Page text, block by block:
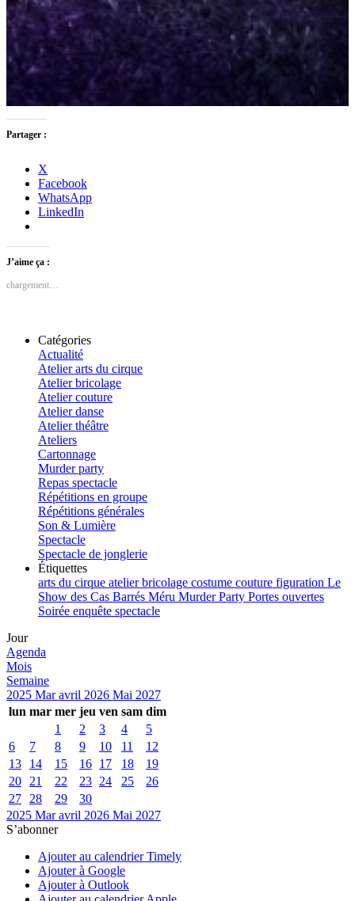
Partager :
X
Facebook
WhatsApp
LinkedIn
J’aime ça :
chargement…
Catégories
Actualité
Atelier arts du cirque
Atelier bricolage
Atelier couture
Atelier danse
Atelier théâtre
Ateliers
Cartonnage
Murder party
Repas spectacle
Répétitions en groupe
Répétitions générales
Son & Lumière
Spectacle
Spectacle de jonglerie
Étiquettes
arts du cirque atelierbricolage costume couture figuration Le
Show des Cas Barrés Méru Murder Party Portes ouvertes
Soirée enquête spectacle
Jour
Agenda
Mois
Semaine
2025 Maravril 2026 Mai 2027
lun mar mer jeu ven sam dim
1
2 3 4
5
6
7 8 9 10 11
12
13
14 15 16 17 18
19
20
21 22 23 24 25
26
27
28 29
30
2025 Maravril 2026 Mai 2027
S’abonner
Ajouter au calendrier Timely
Ajouter à Google
Ajouter à Outlook